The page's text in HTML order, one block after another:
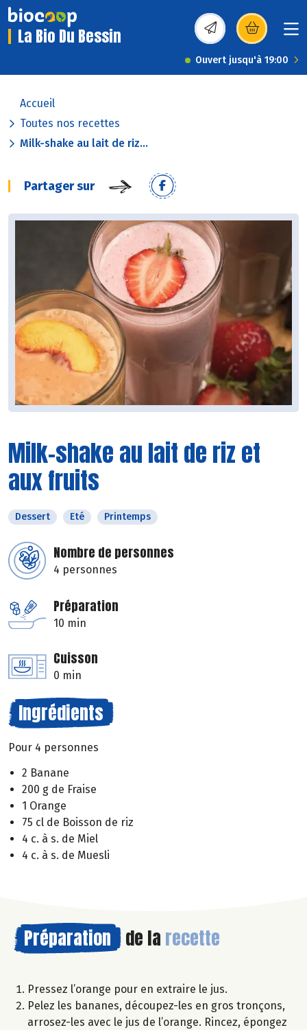
La Bio Du Bessin (s’ouvre dans une
Ouvert jusqu'à 19:00
Accueil
Toutes nos recettes
Milk-shake au lait de riz...
Partager sur
Milk-shake au lait de riz et
aux fruits
Dessert Eté Printemps
Nombre de personnes
4 personnes
Préparation
10 min
Cuisson
0 min
Ingrédients
Pour 4 personnes
2 Banane
200 g de Fraise
1 Orange
75 cl de Boisson de riz
4 c. à s. de Miel
4 c. à s. de Muesli
Préparation de la recette
Pressez l’orange pour en extraire le jus.
Pelez les bananes, découpez-les en gros tronçons,
arrosez-les avec le jus de l’orange. Rincez, épongez